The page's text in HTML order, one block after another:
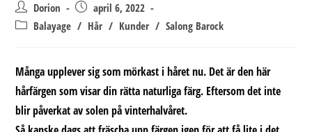
Inläggsförfattare:
Dorion
Inlägget
publicerat:
april 6, 2022
Inläggskategori:
Balayage / Hår / Kunder / Salong Barock
Många upplever sig som mörkast i håret nu. Det är den här
hårfärgen som visar din rätta naturliga färg. Eftersom det inte
blir påverkat av solen på vinterhalvåret.